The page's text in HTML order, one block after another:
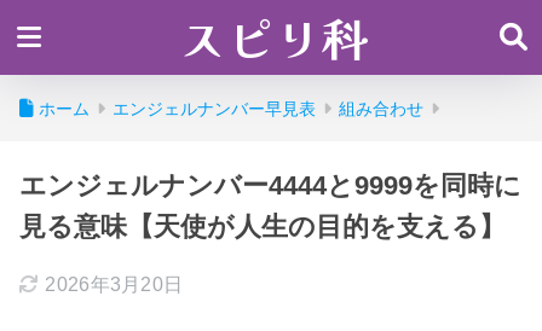
スピリ科
ホーム エンジェルナンバー早見表 組み合わせ
エンジェルナンバー4444と9999を同時に
見る意味【天使が人生の目的を支える】
2026年3月20日